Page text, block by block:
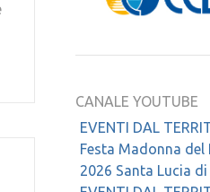
EVENTI DAL
Festa Madonna del
2026 Santa Lucia